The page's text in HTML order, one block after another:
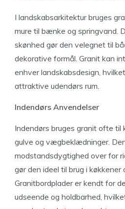
I landskabsarkitektur bruges
mure til bænke og springvand.
skønhed gør den velegnet til
dekorative formål. Granit kan
enhver landskabsdesign,
attraktive udendørs rum.
Indendørs Anvendelser
Indendørs bruges granit ofte til
gulve og vægbeklædninger.
modstandsdygtighed over for
gør den ideel til brug i
Granitbordplader er kendt for
udseende og holdbarhed,